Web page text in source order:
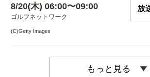
8/20(木) 06:00〜09:00
ゴルフネットワーク
放
(C)Getty Images
もっと見る